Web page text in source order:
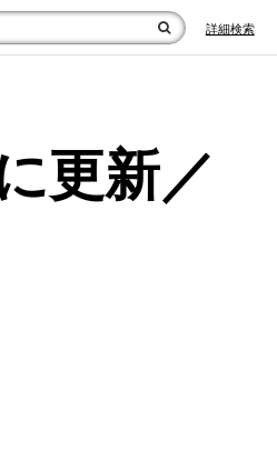
詳細検索
更新／